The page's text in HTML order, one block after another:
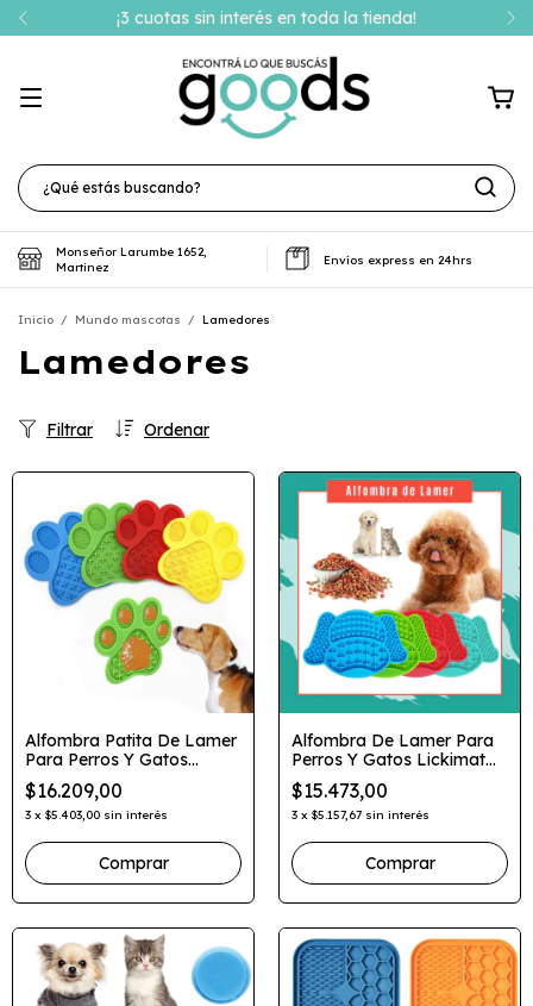
¡Envío gratis superando los $30.000!
Monseñor Larumbe 1652,
Martinez
Envíos express en 24hrs
Inicio / Mundo mascotas / Lamedores
Lamedores
Ordenar
Filtrar
Alfombra Patita De Lamer
Para Perros Y Gatos
Lickimat
$16.209,00
3 x $5.403,00 sin interés
Comprar
Alfombra De Lamer Para
Perros Y Gatos Lickimat
Orejas
$15.473,00
3 x $5.157,67 sin interés
Comprar